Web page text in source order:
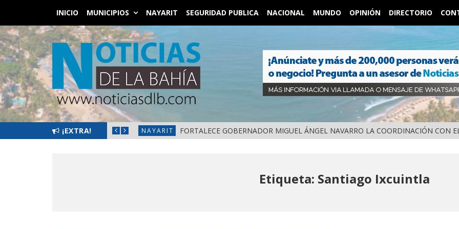
INICIO MUNICIPIOS NAYARIT SEGURIDAD PUBLICA NACIONAL MUNDO OPINIÓN DIRECTORIO
¡EXTRA!
BIENESTAR EN NAYARIT NAYARIT FORTALECE GOBERNADOR MIGUEL ÁNGEL NAVARRO LA COORDINACIÓN CON
Etiqueta: Santiago Ixcuintla